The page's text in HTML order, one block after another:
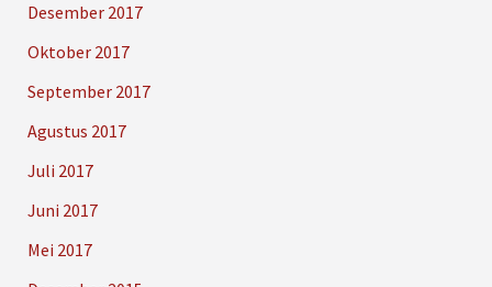
Desember 2017
Oktober 2017
September 2017
Agustus 2017
Juli 2017
Juni 2017
Mei 2017